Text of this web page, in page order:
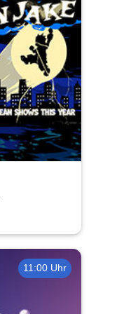
11:00 Uhr